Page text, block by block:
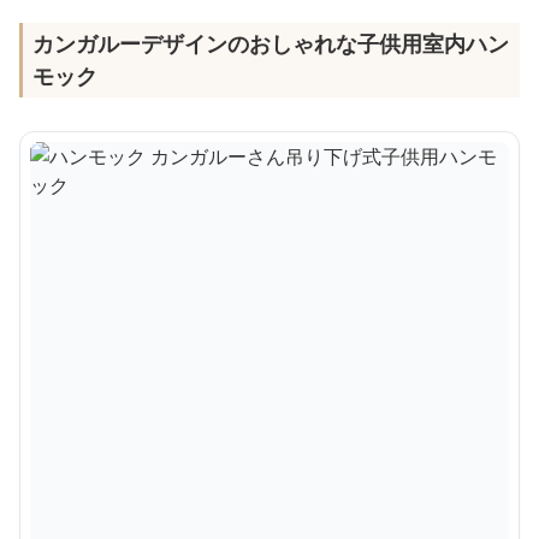
カンガルーデザインのおしゃれな子供用室内ハン
モック